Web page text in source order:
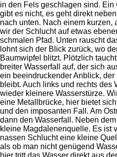
in den Fels geschlagen sind. Ein
gibt es nicht, es geht direkt
nach unten. Nach einem kurzen,
wir der Schlucht auf etwas
schmalen Pfad. Unten rauscht
lohnt sich der Blick zurück, wo
Baumwipfel blitzt. Plötzlich
breiter Wasserfall auf, der sich
ein beeindruckender Anblick,
bleibt. Auch links und rechts des
wieder kleinere Wasserstürze.
eine Metallbrücke, hier bietet
und den imposanten Fall. Am
dann den Wasserfall. Neben
kleine Magdalenenquelle. Es ist
nassen Schlucht eine kleine
als ob man nicht genügend
hier tritt das Wasser direkt aus